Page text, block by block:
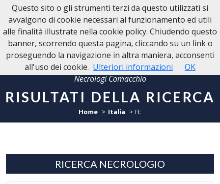
NECROLOGI COMACCHIO
Necrologi Comacchio
RISULTATI DELLA RICERCA
Home Italia FE
RICERCA NECROLOGIO
Questo sito o gli strumenti terzi da questo utilizzati si
avvalgono di cookie necessari al funzionamento ed utili
alle finalità illustrate nella cookie policy. Chiudendo questo
banner, scorrendo questa pagina, cliccando su un link o
proseguendo la navigazione in altra maniera, acconsenti
all'uso dei cookie. Ulteriori informazioni OK